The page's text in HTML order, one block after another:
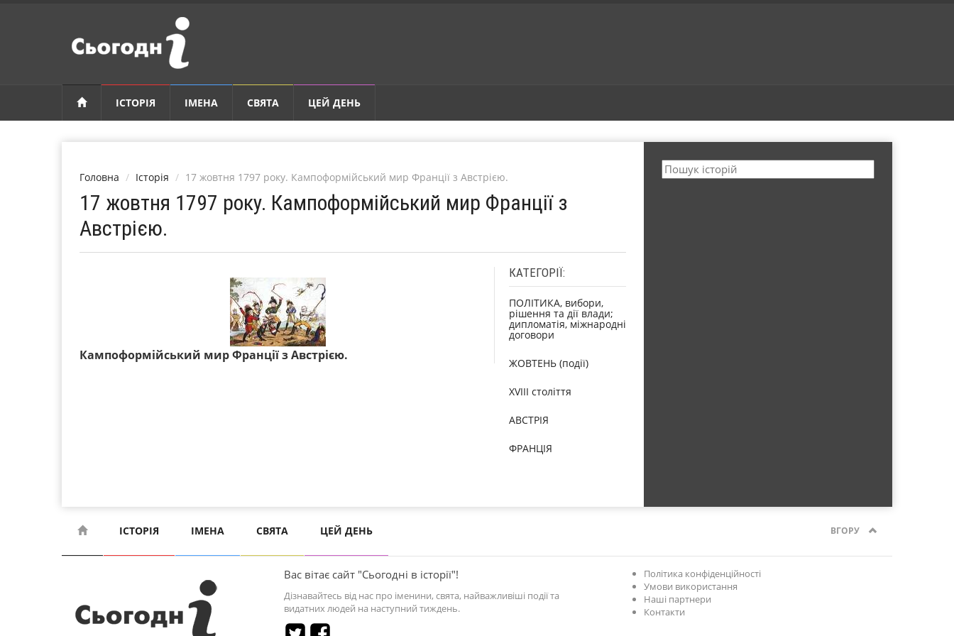
ІСТОРІЯ ІМЕНА СВЯТА ЦЕЙ ДЕНЬ
Головна Історія 17 жовтня 1797 року. Кампоформійський мир Франції з Австрією.
17 жовтня 1797 року. Кампоформійський мир Франції з
Австрією.
Кампоформійський мир Франції з Австрією.
КАТЕГОРІЇ:
ПОЛІТИКА, вибори,
рішення та дії влади;
дипломатія, міжнародні
договори
ЖОВТЕНЬ (події)
XVIII століття
АВСТРІЯ
ФРАНЦІЯ
ІСТОРІЯ ІМЕНА СВЯТА ЦЕЙ ДЕНЬ ВГОРУ
Вас вітає сайт "Сьогодні в історії"!
Дізнавайтесь від нас про іменини, свята, найважливіші події та
видатних людей на наступний тиждень.
Політика конфіденційності
Умови використання
Наші партнери
Контакти